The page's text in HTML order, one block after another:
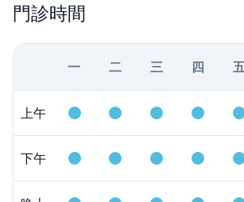
門診時間
一 二 三 四
上午
下午